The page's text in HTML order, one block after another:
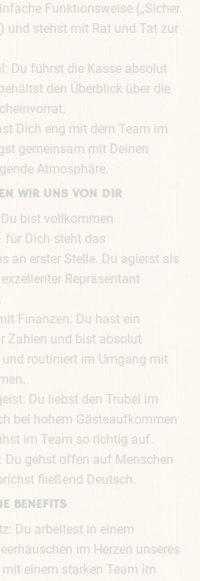
Funktionsweise („Sicher.
und stehst mit Rat und Tat zur
Du führst die Kasse absolut
den Überblick über die
Dich eng mit dem Team im
gemeinsam mit Deinen
Atmosphäre.
WIR UNS VON DIR
bist vollkommen
für Dich steht das
an erster Stelle. Du agierst als
Repräsentant
Finanzen: Du hast ein
Zahlen und bist absolut
routiniert im Umgang mit
Du liebst den Trubel im
bei hohem Gästeaufkommen
im Team so richtig auf.
gehst offen auf Menschen
fließend Deutsch.
BENEFITS
Du arbeitest in einem
im Herzen unseres
einem starken Team im